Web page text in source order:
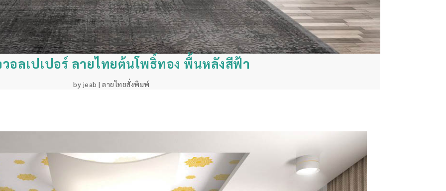
วอลเปเปอร์ ลายไทยต้นโพธิ์ทอง พื้นหลังสีฟ้า
by jeab |ลายไทยสั่งพิมพ์